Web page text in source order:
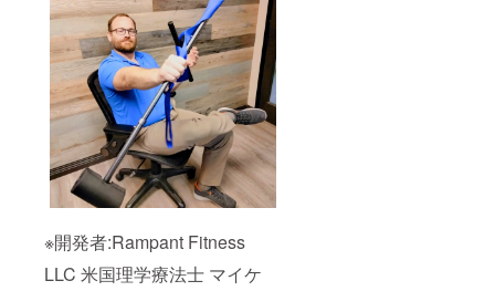
※開発者:Rampant Fitness
LLC 米国理学療法士 マイケ